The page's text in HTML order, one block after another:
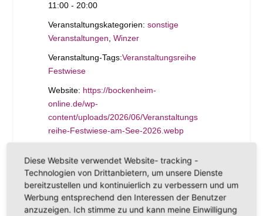
11:00 - 20:00
Veranstaltungskategorien: sonstige
Veranstaltungen ,Winzer
Veranstaltung-Tags:Veranstaltungsreihe
Festwiese
Website: https://bockenheim-
online.de/wp-
content/uploads/2026/06/Veranstaltungs
reihe-Festwiese-am-See-2026.webp
VERANSTALTUNGSORT
Gesangverein Bockenheim 1847 e.V.
E-Mailgv-bockenheim@web.de
Diese Website verwendet Website- tracking -
Technologien von Drittanbietern, um unsere Dienste
bereitzustellen und kontinuierlich zu verbessern und um
Werbung entsprechend den Interessen der Benutzer
anzuzeigen. Ich stimme zu und kann meine Einwilligung